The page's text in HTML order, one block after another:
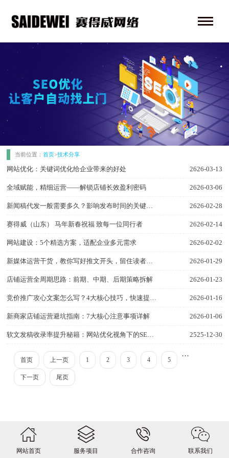
当前位置：首页>技术分享
网站优化：关键词优化给企业带来的好处 2626-03-13
全域赋能，精细运营——解锁店铺长效盈利密码 2626-03-06
新闻稿代发一般需要多久？影响发布时间的关键因素 2626-02-28
赛得威（山东） 马年新春祝福 致每一位同行者 2626-02-14
网站建设：5个精选方案，适配企业多元需求 2626-02-02
新媒体运营干货，教你写好推文开头，留住读者不滑走 2626-01-29
店铺运营全周期思路：前期、中期、后期策略拆解 2626-01-23
竞价推广攻心文案怎么写？4大核心技巧，快速提升转化 2626-01-16
新商家店铺运营避坑指南：7大核心注意事项详解 2626-01-06
软文发稿收录率提升秘籍：网站优化视角下的SEO技巧深度解析 2525-12-30
首页 上一页 1 2 3 4 5 ···
下一页 尾页
网站首页 服务项目 合作咨询 联系我们